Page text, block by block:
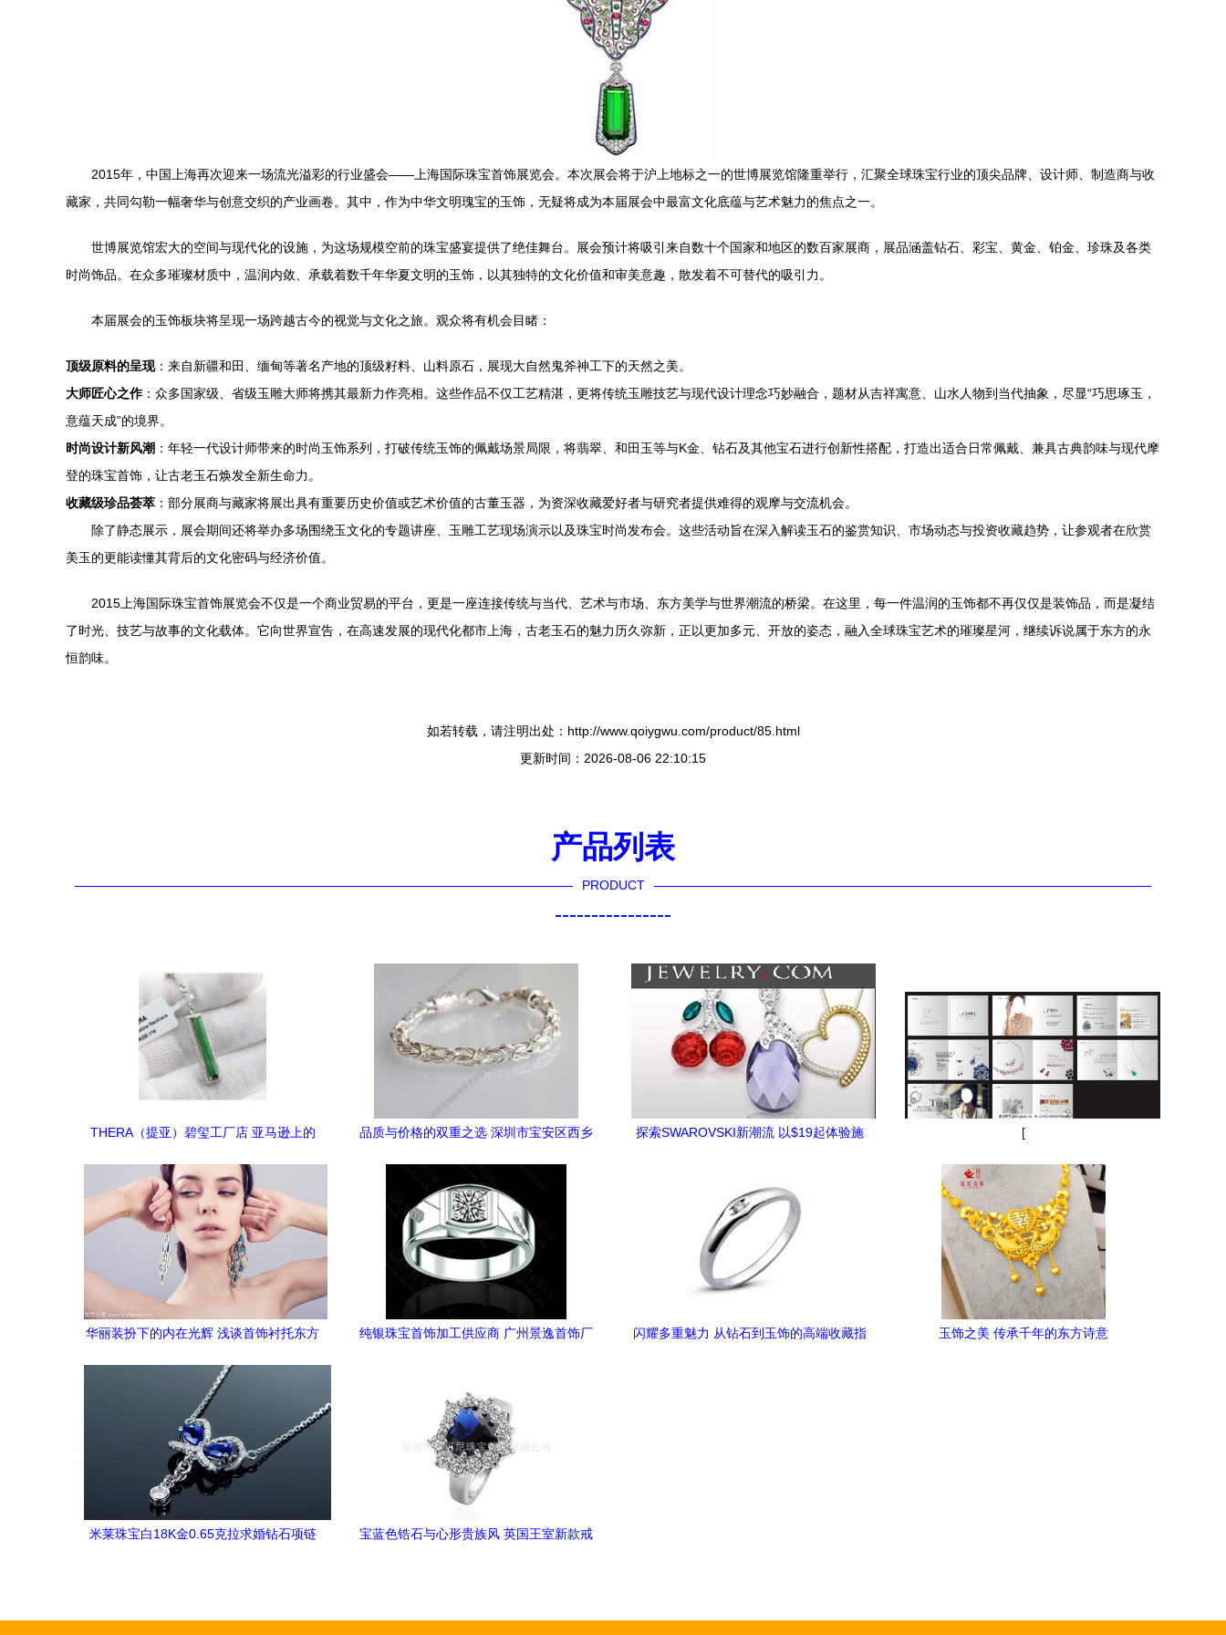
2015年，中国上海再次迎来一场流光溢彩的行业盛会——上海国际珠宝首饰展览会。本次展会将于沪上地标之一的世博展览馆隆重举行，汇聚全球珠宝行业的顶尖品牌、设计师、制造商与收
藏家，共同勾勒一幅奢华与创意交织的产业画卷。其中，作为中华文明瑰宝的玉饰，无疑将成为本届展会中最富文化底蕴与艺术魅力的焦点之一。
世博展览馆宏大的空间与现代化的设施，为这场规模空前的珠宝盛宴提供了绝佳舞台。展会预计将吸引来自数十个国家和地区的数百家展商，展品涵盖钻石、彩宝、黄金、铂金、珍珠及各类
时尚饰品。在众多璀璨材质中，温润内敛、承载着数千年华夏文明的玉饰，以其独特的文化价值和审美意趣，散发着不可替代的吸引力。
本届展会的玉饰板块将呈现一场跨越古今的视觉与文化之旅。观众将有机会目睹：
顶级原料的呈现：来自新疆和田、缅甸等著名产地的顶级籽料、山料原石，展现大自然鬼斧神工下的天然之美。
大师匠心之作：众多国家级、省级玉雕大师将携其最新力作亮相。这些作品不仅工艺精湛，更将传统玉雕技艺与现代设计理念巧妙融合，题材从吉祥寓意、山水人物到当代抽象，尽显“巧思琢玉，
意蕴天成”的境界。
时尚设计新风潮 ：年轻一代设计师带来的时尚玉饰系列，打破传统玉饰的佩戴场景局限，将翡翠、和田玉等与K金、钻石及其他宝石进行创新性搭配，打造出适合日常佩戴、兼具古典韵味与现代摩
登的珠宝首饰，让古老玉石焕发全新生命力。
收藏级珍品荟萃 ：部分展商与藏家将展出具有重要历史价值或艺术价值的古董玉器，为资深收藏爱好者与研究者提供难得的观摩与交流机会。
除了静态展示，展会期间还将举办多场围绕玉文化的专题讲座、玉雕工艺现场演示以及珠宝时尚发布会。这些活动旨在深入解读玉石的鉴赏知识、市场动态与投资收藏趋势，让参观者在欣赏
美玉的更能读懂其背后的文化密码与经济价值。
2015上海国际珠宝首饰展览会不仅是一个商业贸易的平台，更是一座连接传统与当代、艺术与市场、东方美学与世界潮流的桥梁。在这里，每一件温润的玉饰都不再仅仅是装饰品，而是凝结
了时光、技艺与故事的文化载体。它向世界宣告，在高速发展的现代化都市上海，古老玉石的魅力历久弥新，正以更加多元、开放的姿态，融入全球珠宝艺术的璀璨星河，继续诉说属于东方的永
恒韵味。
如若转载，请注明出处：http://www.qoiygwu.com/product/85.html
更新时间：2026-08-06 22:10:15
产品列表
PRODUCT
----------------
THERA（提亚）碧玺工厂店 亚马逊上的
品质与价格的双重之选 深圳市宝安区西乡
星“龙头手链”
探索SWAROVSKI新潮流 以$19起体验施
[
华丽装扮下的内在光辉 浅谈首饰衬托东方
纯银珠宝首饰加工供应商 广州景逸首饰厂
闪耀多重魅力 从钻石到玉饰的高端收藏指
玉饰之美 传承千年的东方诗意
米莱珠宝白18K金0.65克拉求婚钻石项链
宝蓝色锆石与心形贵族风 英国王室新款戒